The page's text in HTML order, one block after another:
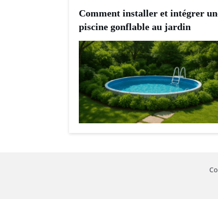
Comment installer et intégrer
piscine gonflable au jardin